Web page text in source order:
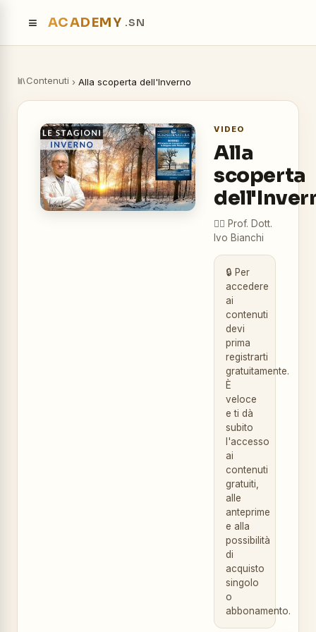
≡ ACADEMY .SN
Contenuti › Alla scoperta dell'Inverno
VIDEO
Alla
scoperta
👨‍⚕️ Prof. Dott.
Ivo Bianchi
🔒 Per
accedere
ai
contenuti
devi
prima
registrarti
gratuitamente.
È
veloce
e ti dà
subito
l'accesso
ai
contenuti
gratuiti,
alle
anteprime
e alla
possibilità
di
acquisto
singolo
o
abbonamento.